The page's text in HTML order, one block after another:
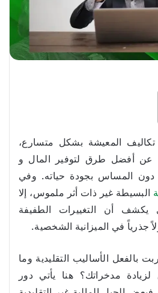
المعيشة بشكل متسارع،
عن أفضل طرق لتوفير المال و
دون المساس بجودة حياته. وفي
البسيطة غير ذات أثر ملموس، إلا
يكشف أن التغييرات الطفيفة
جذرياً في الميزانية الشخصية.
بالفعل الأساليب التقليدية وما
مدخراتك؟ هنا يأتي دور